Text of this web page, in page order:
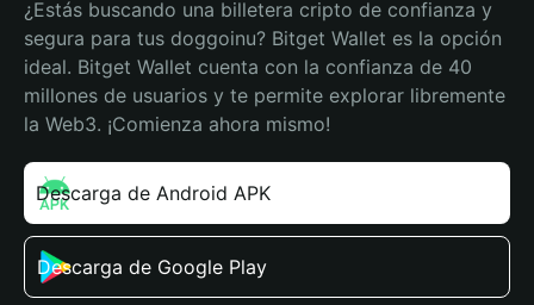
¿Estás buscando una billetera cripto de confianza y
segura para tus doggoinu? Bitget Wallet es la opción
ideal. Bitget Wallet cuenta con la confianza de 40
millones de usuarios y te permite explorar libremente
la Web3. ¡Comienza ahora mismo!
Descarga de Android APK
Descarga de Google Play